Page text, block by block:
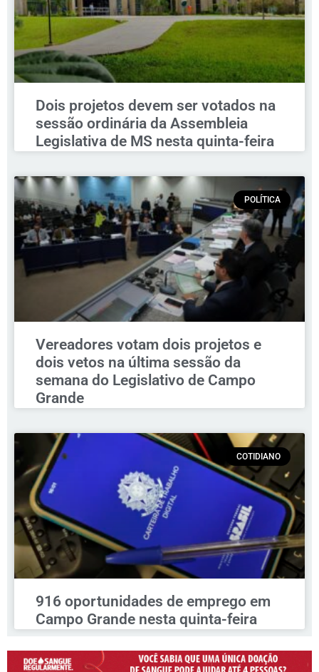
Dois projetos devem ser votados na
sessão ordinária da Assembleia
Legislativa de MS nesta quinta-feira
POLÍTICA
Vereadores votam dois projetos e
dois vetos na última sessão da
semana do Legislativo de Campo
Grande
COTIDIANO
916 oportunidades de emprego em
Campo Grande nesta quinta-feira